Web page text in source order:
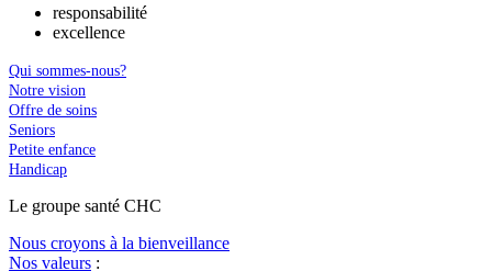
responsabilité
excellence
Qui sommes-nous?
Notre vision
Offre de soins
Seniors
Petite enfance
Handicap
Le groupe santé CHC
Nous croyons à la bienveillance
Nos valeurs :